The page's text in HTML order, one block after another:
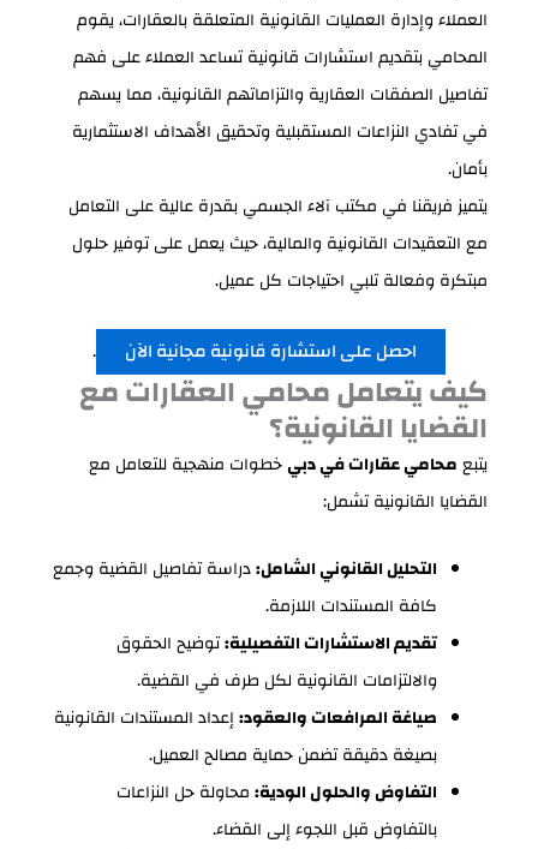
العملاء وإدارة العمليات القانونية المتعلقة بالعقارات، يقوم
المحامي بتقديم استشارات قانونية تساعد العملاء على فهم
تفاصيل الصفقات العقارية والتزاماتهم القانونية، مما يسهم
في تفادي النزاعات المستقبلية وتحقيق الأهداف الاستثمارية
بأمان.
يتميز فريقنا في مكتب آلاء الجسمي بقدرة عالية على التعامل
مع التعقيدات القانونية والمالية، حيث يعمل على توفير حلول
مبتكرة وفعالة تلبي احتياجات كل عميل.
احصل على استشارة قانونية مجانية الآن .
كيف يتعامل محامي العقارات مع
القضايا القانونية؟
يتبعمحامي عقارات في دبيخطوات منهجية للتعامل مع
القضايا القانونية تشمل:
التحليل القانوني الشامل:دراسة تفاصيل القضية وجمع
كافة المستندات اللازمة.
تقديم الاستشارات التفصيلية:توضيح الحقوق
والالتزامات القانونية لكل طرف في القضية.
صياغة المرافعات والعقود:إعداد المستندات القانونية
بصيغة دقيقة تضمن حماية مصالح العميل.
التفاوض والحلول الودية:محاولة حل النزاعات
بالتفاوض قبل اللجوء إلى القضاء.